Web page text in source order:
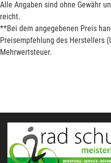
Alle Angaben sind ohne Gewähr
reicht.
**Bei dem angegebenen Preis
Preisempfehlung des Herstellers
Mehrwertsteuer.